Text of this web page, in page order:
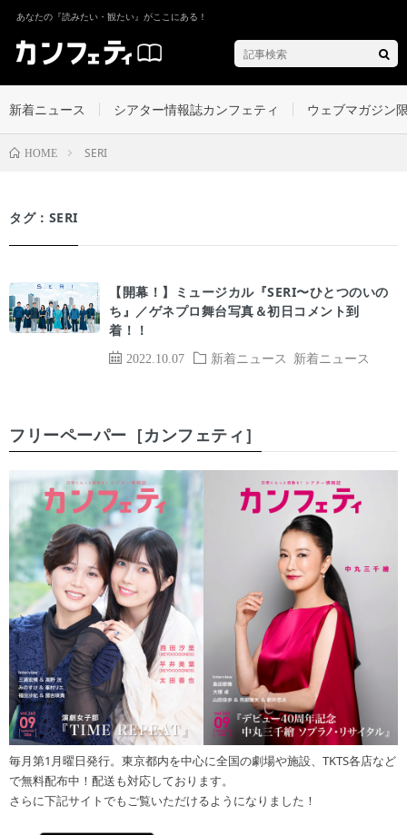
あなたの『読みたい・観たい』がここにある！
新着ニュース シアター情報誌カンフェティ ウェブマガジン
HOME SERI
タグ：SERI
2022.10.07 新着ニュース 新着ニュース
【開幕！】ミュージカル『SERI〜ひとつのいの
ち』／ゲネプロ舞台写真＆初日コメント到
着！！
フリーペーパー［カンフェティ］
毎月第1月曜日発行。東京都内を中心に全国の劇場や施設、TKTS各店など
で無料配布中！配送も対応しております。
さらに下記サイトでもご覧いただけるようになりました！